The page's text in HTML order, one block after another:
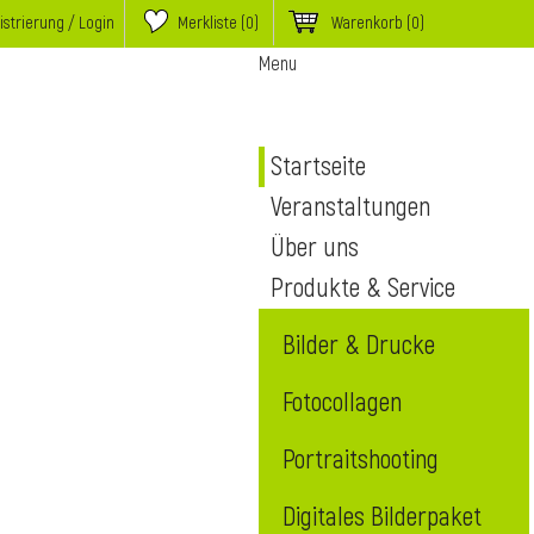
/ Login Merkliste (0) Warenkorb (0)
Menu
Startseite
Veranstaltungen
Über uns
Produkte & Service
Bilder & Drucke
Fotocollagen
Portraitshooting
Digitales Bilderpaket